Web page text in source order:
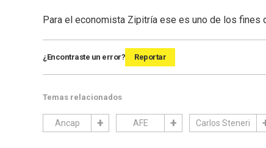
Para el economista Zipitría ese es uno de los fines
¿Encontraste un error? Reportar
Temas relacionados
Ancap AFE Carlos Steneri